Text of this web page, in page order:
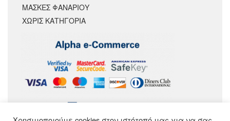
ΜΑΣΚΕΣ ΦΑΝΑΡΙΟΥ
ΧΩΡΊΣ ΚΑΤΗΓΟΡΊΑ